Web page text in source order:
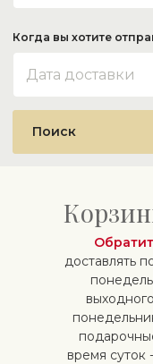
Когда вы хотите
Поиск
доставлять
время суток